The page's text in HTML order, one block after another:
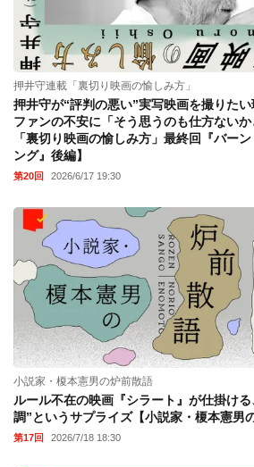
押井守連載「裏切り映画の愉しみ方」
押井守が“評判の悪い”実写映画を撮りたい
ファンの不安に「そう思うのも仕方ない
「裏切り映画の愉しみ方」最終回『バー
ング』後編】
第20回 2026/6/17 19:30
小説家・榎本憲男の炉前散語
ルール不在の映画『シラート』が仕掛け
調”というサプライズ【小説家・榎本憲男
第17回 2026/7/18 18:30